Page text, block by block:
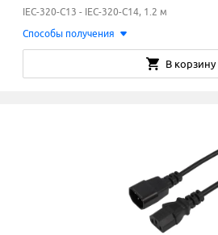
IEC-320-C13 - IEC-320-C14, 1.2 м
Способы получения
В корзину